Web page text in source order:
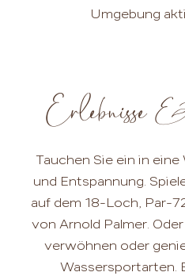
Umgebung
Erlebnisse
Tauchen Sie ein in
und Entspannung.
auf dem 18-Loch, Par-
von Arnold Palmer.
verwöhnen oder
Wassersportarten.